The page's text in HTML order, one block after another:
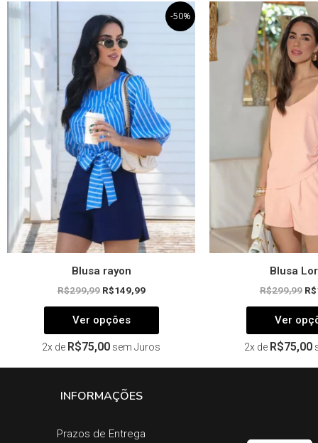
-50%
Blusa rayon
R$299,99
preço
original
era:
R$299,99.
R$149,99
preço
Ver opções
Este
produto
opções
podem
ser
na
página
do
produto
2x de R$75,00 sem Juros
Blusa
R$299,99
O
R$
Ver
2x de R$75,00
INFORMAÇÕES
Prazos de Entrega​